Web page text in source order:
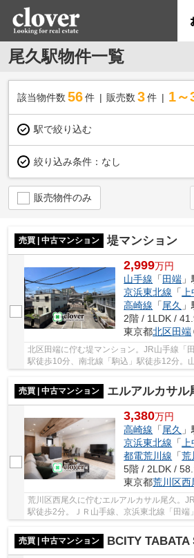
尾久駅物件一覧
該当物件数 56件 販売数 3 件 1～
駅で絞り込む
絞り込み条件： なし
販売物件のみ
売買 | 中古マンション 堤マンション
2,999万円
山手線 「 田端
京浜東北線 「
高崎線 「尾久
2階 / 1LDK /
東京都北区田端
北区田端に佇む堤マンション。JR山手線「
駅徒歩10分、南北線「駒込」駅徒歩12分。
ンションです。周辺にはスーパーやコンビ
売買 | 中古マンション
エルアルカサル
3,380万円
高崎線 「尾久
京浜東北線 「
都電荒川線 「荒
5階 / 2LDK /
東京都荒川区西
荒川区西尾久に佇むエルアルカサル尾久。
駅徒歩2分。ＪＲ山手線、京浜東北線「田端
鉄筋コンクリート造7階建て、総戸数29戸、
売買 | 中古マンション
BCITY TABATA